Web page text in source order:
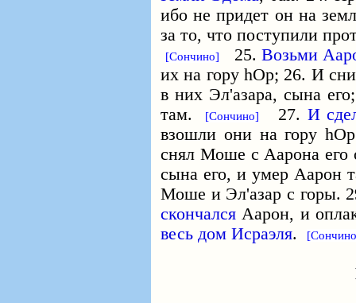
ибо не придет он на
за то, что поступили
[Сончино] 25. Возьми
их на гору hОр; 26. И
в них Эл'азара, сына
там.
[Сончино] 27. И
взошли они на гору
снял Моше с Аарона его
сына его, и умер Аарон
Моше и Эл'азар с горы.
скончался Аарон, и
весь дом Исраэля.